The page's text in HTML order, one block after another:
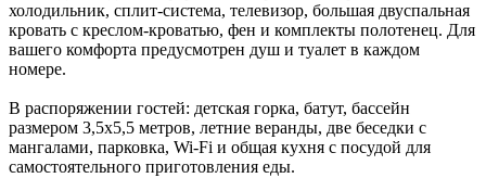
холодильник, сплит-система, телевизор, большая двуспальная
кровать с креслом-кроватью, фен и комплекты полотенец. Для
вашего комфорта предусмотрен душ и туалет в каждом
номере.
В распоряжении гостей: детская горка, батут, бассейн
размером 3,5х5,5 метров, летние веранды, две беседки с
мангалами, парковка, Wi-Fi и общая кухня с посудой для
самостоятельного приготовления еды.